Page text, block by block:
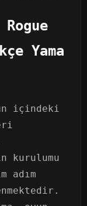
Yama
içindeki
kurulumu
adım